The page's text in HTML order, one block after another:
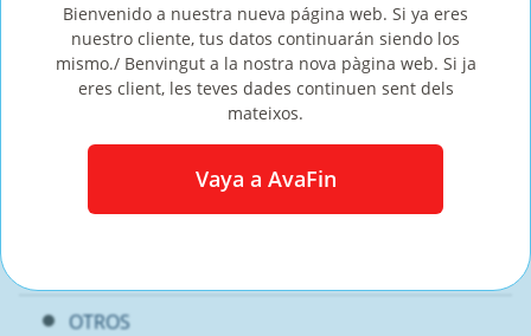
AHORROS
ESTILO DE VIDA
OTROS
Bienvenido a nuestra nueva página web. Si ya eres
nuestro cliente, tus datos continuarán siendo los
mismo./ Benvingut a la nostra nova pàgina web. Si ja
eres client, les teves dades continuen sent dels
mateixos.
Vaya a AvaFin